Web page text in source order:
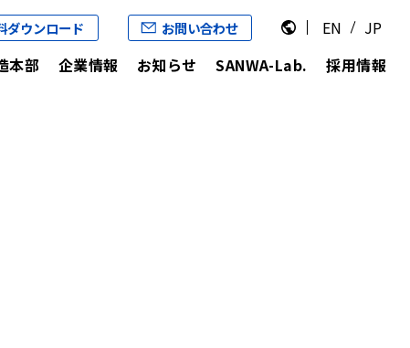
ダウンロード お問い合わせ EN
JP
本部 企業情報 お知らせ SANWA-Lab. 採用情報